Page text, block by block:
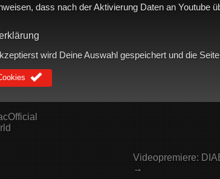
dass nach der Aktivierung Daten an Youtube
wird Deine Auswahl gespeichert und die
Videopremiere:
→